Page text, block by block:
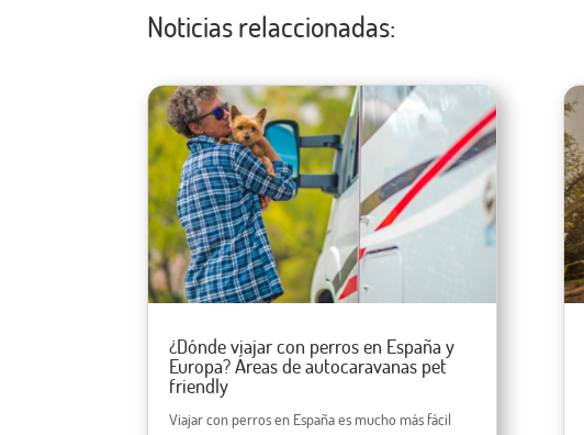
Noticias relaccionadas:
¿Dónde viajar con perros en España y
Europa? Áreas de autocaravanas pet
friendly
Viajar con perros en España es mucho más fácil